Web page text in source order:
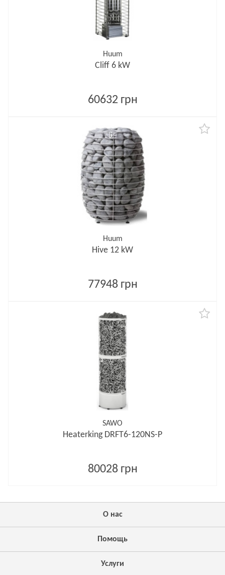
Huum
Cliff 6 kW
60632 грн
Huum
Hive 12 kW
77948 грн
SAWO
Heaterking DRFT6-120NS-P
80028 грн
О нас
Помощь
Услуги